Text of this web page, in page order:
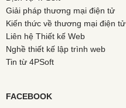
Giải pháp thương mại điện tử
Kiến thức về thương mại điện tử
Liên hệ Thiết kế Web
Nghề thiết kế lập trình web
Tin từ 4PSoft
FACEBOOK